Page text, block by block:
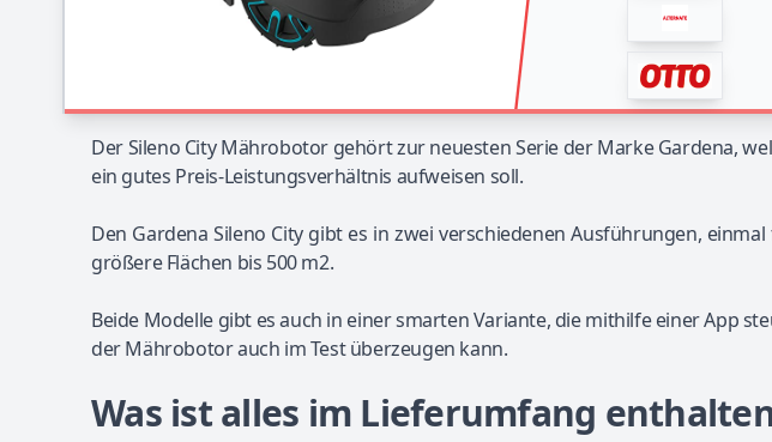
Der Sileno City Mährobotor gehört zur neuesten Serie der Marke Gardena,
ein gutes Preis-Leistungsverhältnis aufweisen soll.
Den Gardena Sileno City gibt es in zwei verschiedenen Ausführungen,
größere Flächen bis 500 m2.
Beide Modelle gibt es auch in einer smarten Variante, die mithilfe einer App
der Mährobotor auch im Test überzeugen kann.
Was ist alles im Lieferumfang